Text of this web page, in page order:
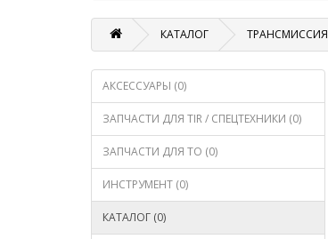
КАТАЛОГ ТРАНСМИССИЯ
АКСЕССУАРЫ (0)
ЗАПЧАСТИ ДЛЯ TIR / СПЕЦТЕХНИКИ (0)
ЗАПЧАСТИ ДЛЯ ТО (0)
ИНСТРУМЕНТ (0)
КАТАЛОГ (0)